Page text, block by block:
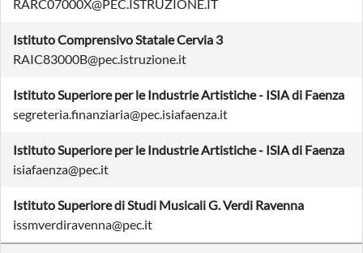
RARC07000X@PEC.ISTRUZIONE.IT
Istituto Comprensivo Statale Cervia 3
RAIC83000B@pec.istruzione.it
Istituto Superiore per le Industrie Artistiche - ISIA di Faenza
segreteria.finanziaria@pec.isiafaenza.it
Istituto Superiore per le Industrie Artistiche - ISIA di Faenza
isiafaenza@pec.it
Istituto Superiore di Studi Musicali G. Verdi Ravenna
issmverdiravenna@pec.it